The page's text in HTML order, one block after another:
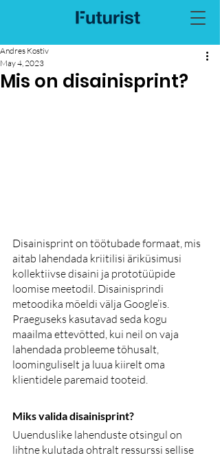
Mis on disainisprint?
Andres Kostiv
May 4, 2023
Disainisprint on töötubade formaat, mis
aitab lahendada kriitilisi äriküsimusi
kollektiivse disaini ja prototüüpide
loomise meetodil. Disainisprindi
metoodika mõeldi välja Google’is.
Praeguseks kasutavad seda kogu
maailma ettevõtted, kui neil on vaja
lahendada probleeme tõhusalt,
loominguliselt ja luua kiirelt oma
klientidele paremaid tooteid.
Miks valida disainisprint?
Uuenduslike lahenduste otsingul on
lihtne kulutada ohtralt ressurssi sellise